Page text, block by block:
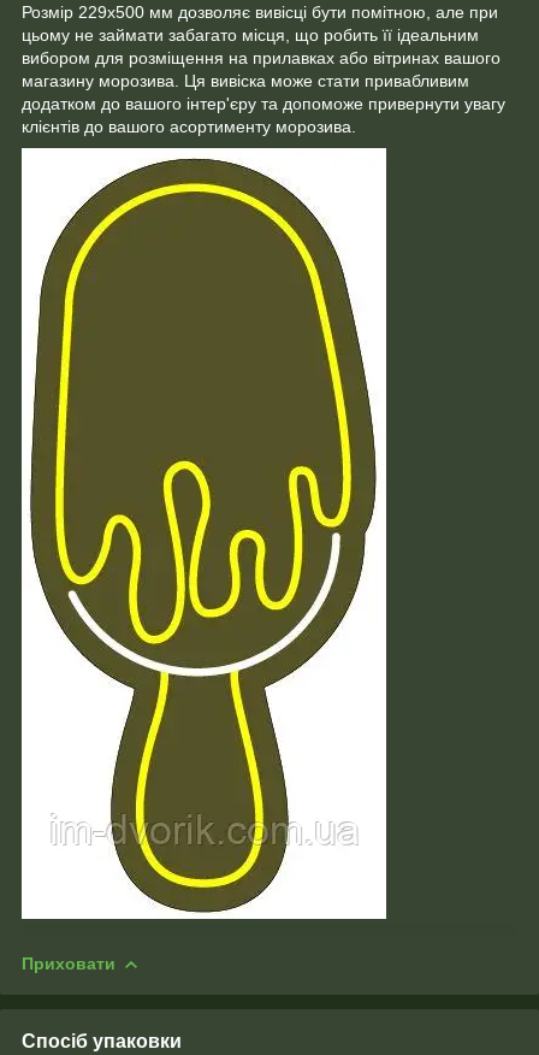
Розмір 229х500 мм дозволяє вивісці бути помітною, але при
цьому не займати забагато місця, що робить її ідеальним
вибором для розміщення на прилавках або вітринах вашого
магазину морозива. Ця вивіска може стати привабливим
додатком до вашого інтер'єру та допоможе привернути увагу
клієнтів до вашого асортименту морозива.
Приховати
Спосіб упаковки